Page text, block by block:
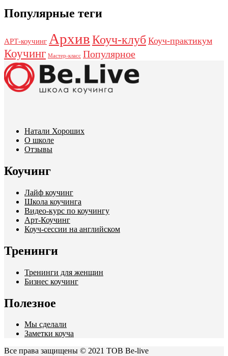
Популярные теги
АРТ-коучинг АрхивКоуч-клуб Коуч-практикум
Коучинг Мастер-класс Популярное
Натали Хороших
О школе
Отзывы
Коучинг
Лайф коучинг
Школа коучинга
Видео-курс по коучингу
Арт-Коучинг
Коуч-сессии на английском
Тренинги
Тренинги для женщин
Бизнес коучинг
Полезное
Мы сделали
Заметки коуча
Все права защищены © 2021 ТОВ Be-live